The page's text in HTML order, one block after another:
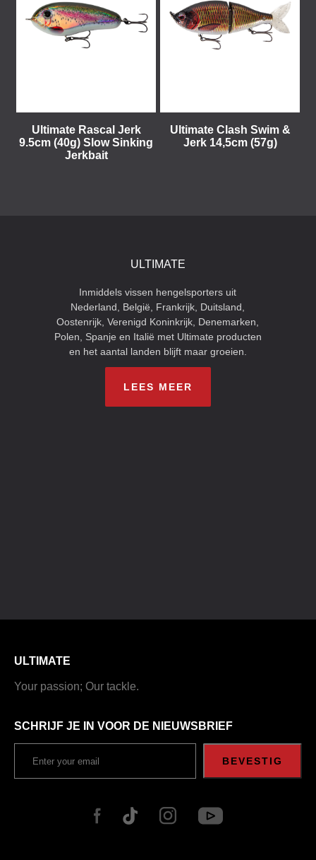
Ultimate Rascal Jerk
9.5cm (40g) Slow Sinking
Jerkbait
Ultimate Clash Swim &
Jerk 14,5cm (57g)
ULTIMATE
Inmiddels vissen hengelsporters uit
Nederland, België, Frankrijk, Duitsland,
Oostenrijk, Verenigd Koninkrijk, Denemarken,
Polen, Spanje en Italië met Ultimate producten
en het aantal landen blijft maar groeien.
LEES MEER
ULTIMATE
Your passion; Our tackle.
SCHRIJF JE IN VOOR DE NIEUWSBRIEF
BEVESTIG